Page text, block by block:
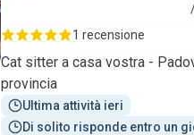
1 recensione
Cat sitter a casa vostra -
provincia
Ultima attività ieri
Di solito risponde entro un